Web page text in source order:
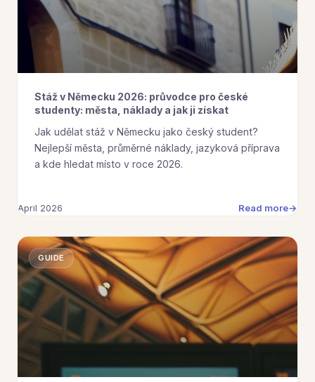
Stáž v Německu 2026: průvodce pro české
studenty: města, náklady a jak ji získat
Jak udělat stáž v Německu jako český student?
Nejlepší města, průměrné náklady, jazyková příprava
a kde hledat místo v roce 2026.
April 2026 Read more
GUIDE